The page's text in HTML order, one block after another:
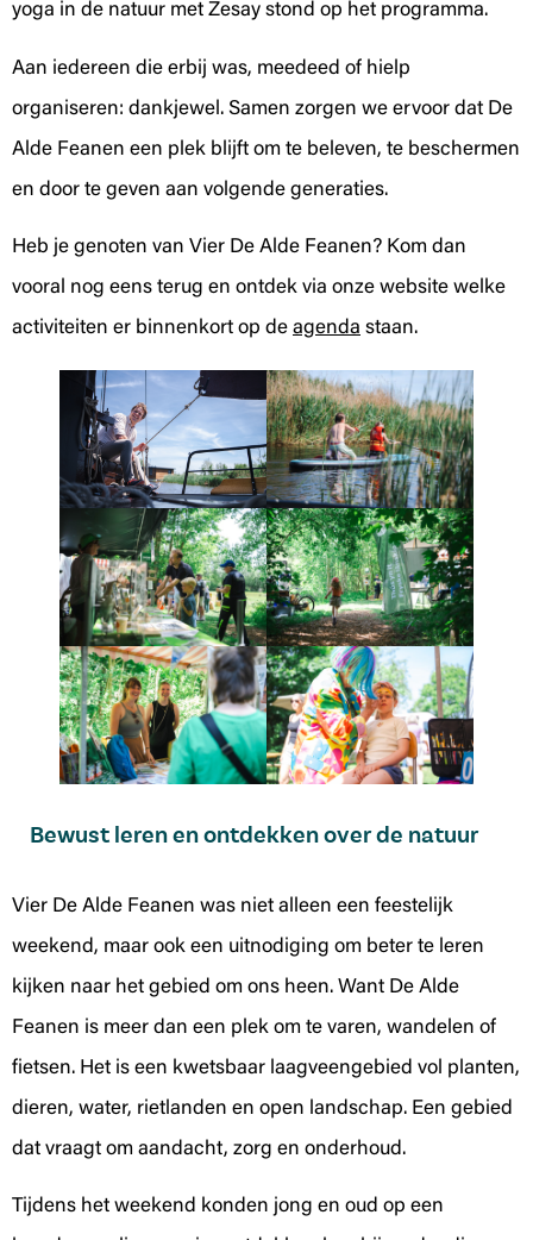
yoga in de natuur met Zesay stond op het programma.
Aan iedereen die erbij was, meedeed of hielp
organiseren: dankjewel. Samen zorgen we ervoor dat De
Alde Feanen een plek blijft om te beleven, te beschermen
en door te geven aan volgende generaties.
Heb je genoten van Vier De Alde Feanen? Kom dan
vooral nog eens terug en ontdek via onze website welke
activiteiten er binnenkort op de agenda staan.
Bewust leren en ontdekken over de natuur
Vier De Alde Feanen was niet alleen een feestelijk
weekend, maar ook een uitnodiging om beter te leren
kijken naar het gebied om ons heen. Want De Alde
Feanen is meer dan een plek om te varen, wandelen of
fietsen. Het is een kwetsbaar laagveengebied vol planten,
dieren, water, rietlanden en open landschap. Een gebied
dat vraagt om aandacht, zorg en onderhoud.
Tijdens het weekend konden jong en oud op een